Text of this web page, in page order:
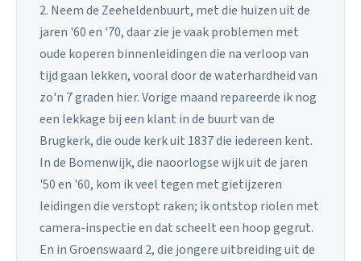
2. Neem de Zeeheldenbuurt, met die huizen uit de
jaren '60 en '70, daar zie je vaak problemen met
oude koperen binnenleidingen die na verloop van
tijd gaan lekken, vooral door de waterhardheid van
zo'n 7 graden hier. Vorige maand repareerde ik nog
een lekkage bij een klant in de buurt van de
Brugkerk, die oude kerk uit 1837 die iedereen kent.
In de Bomenwijk, die naoorlogse wijk uit de jaren
'50 en '60, kom ik veel tegen met gietijzeren
leidingen die verstopt raken; ik ontstop riolen met
camera-inspectie en dat scheelt een hoop gegrut.
En in Groenswaard 2, die jongere uitbreiding uit de